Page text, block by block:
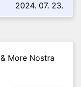
2024. 07. 23.
More Nostra